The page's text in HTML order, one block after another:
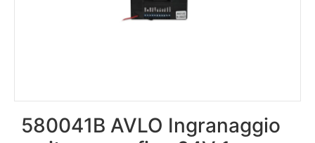
580041B AVLO Ingranaggio